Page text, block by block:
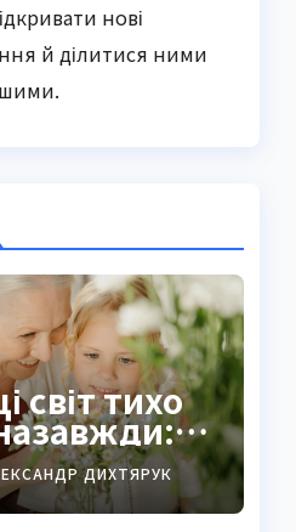
нові
й ділитися ними
світ тихо
більше за
ДИХТЯРУК